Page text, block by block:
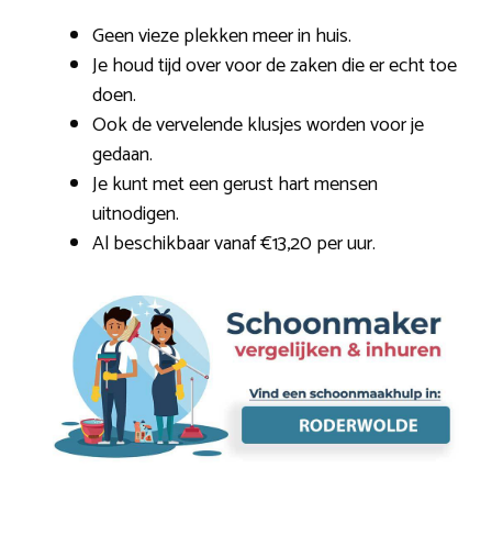
Geen vieze plekken meer in huis.
Je houd tijd over voor de zaken die er echt toe
doen.
Ook de vervelende klusjes worden voor je
gedaan.
Je kunt met een gerust hart mensen
uitnodigen.
Al beschikbaar vanaf €13,20 per uur.